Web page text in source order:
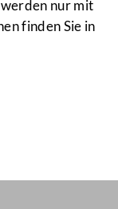
nur mit
finden Sie in
wird